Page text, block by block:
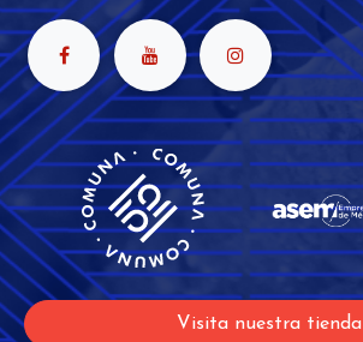
Visita nuestra tienda